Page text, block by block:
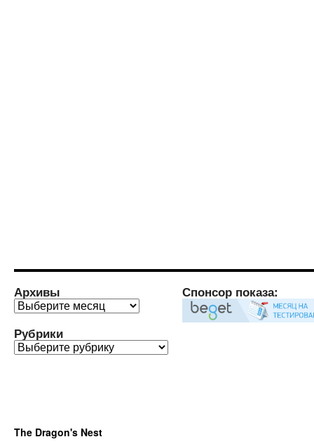
Архивы
Архивы
Рубрики
Рубрики
Спонсор показа:
The Dragon's Nest